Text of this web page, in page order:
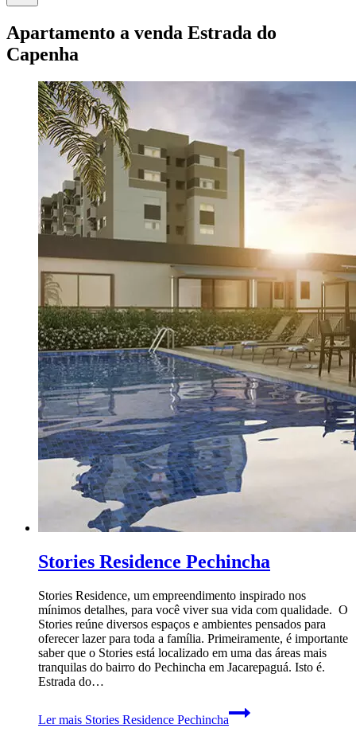
Apartamento a venda Estrada do
Capenha
Stories Residence Pechincha
Stories Residence, um empreendimento inspirado nos
mínimos detalhes, para você viver sua vida com qualidade. O
Stories reúne diversos espaços e ambientes pensados para
oferecer lazer para toda a família. Primeiramente, é importante
saber que o Stories está localizado em uma das áreas mais
tranquilas do bairro do Pechincha em Jacarepaguá. Isto é.
Estrada do…
Ler mais Stories Residence Pechincha